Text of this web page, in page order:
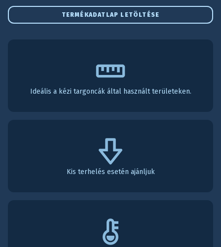
TERMÉKADATLAP LETÖLTÉSE
Ideális a kézi targoncák által használt területeken.
Kis terhelés esetén ajánljuk